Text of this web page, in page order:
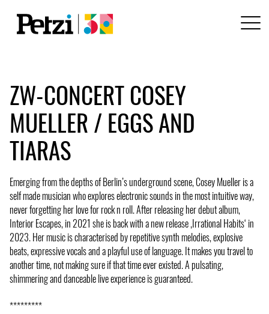
ZW-CONCERT COSEY
MUELLER / EGGS AND
TIARAS
Emerging from the depths of Berlin’s underground scene, Cosey Mueller is a
self made musician who explores electronic sounds in the most intuitive way,
never forgetting her love for rock n roll. After releasing her debut album,
Interior Escapes, in 2021 she is back with a new release ‚Irrational Habits‘ in
2023. Her music is characterised by repetitive synth melodies, explosive
beats, expressive vocals and a playful use of language. It makes you travel to
another time, not making sure if that time ever existed. A pulsating,
shimmering and danceable live experience is guaranteed.
*********